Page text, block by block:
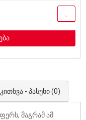
კითხვა - პასუხი (0)
მაგრამ ამ